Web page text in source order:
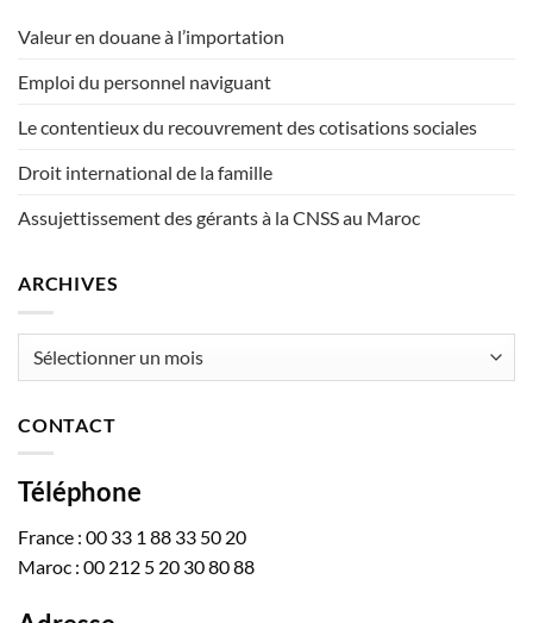
Valeur en douane à l’importation
Emploi du personnel naviguant
Le contentieux du recouvrement des cotisations sociales
Droit international de la famille
Assujettissement des gérants à la CNSS au Maroc
ARCHIVES
CONTACT
Téléphone
France : 00 33 1 88 33 50 20
Maroc : 00 212 5 20 30 80 88